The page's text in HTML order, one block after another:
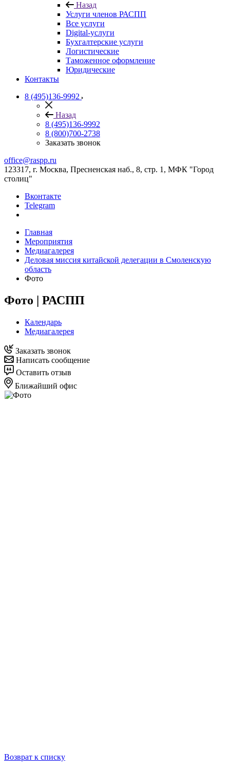
Назад
Услуги членов РАСПП
Все услуги
Digital-услуги
Бухгалтерские услуги
Логистические
Таможенное оформление
Юридические
Контакты
8 (495)136-9992
Назад
8 (495)136-9992
8 (800)700-2738
Заказать звонок
office@raspp.ru
123317, г. Москва, Пресненская наб., 8, стр. 1, МФК "Город
столиц"
Вконтакте
Telegram
Главная
Мероприятия
Медиагалерея
Деловая миссия китайской делегации в Смоленскую
область
Фото
Фото | РАСПП
Календарь
Медиагалерея
Заказать звонок
Написать сообщение
Оставить отзыв
Ближайший офис
Возврат к списку